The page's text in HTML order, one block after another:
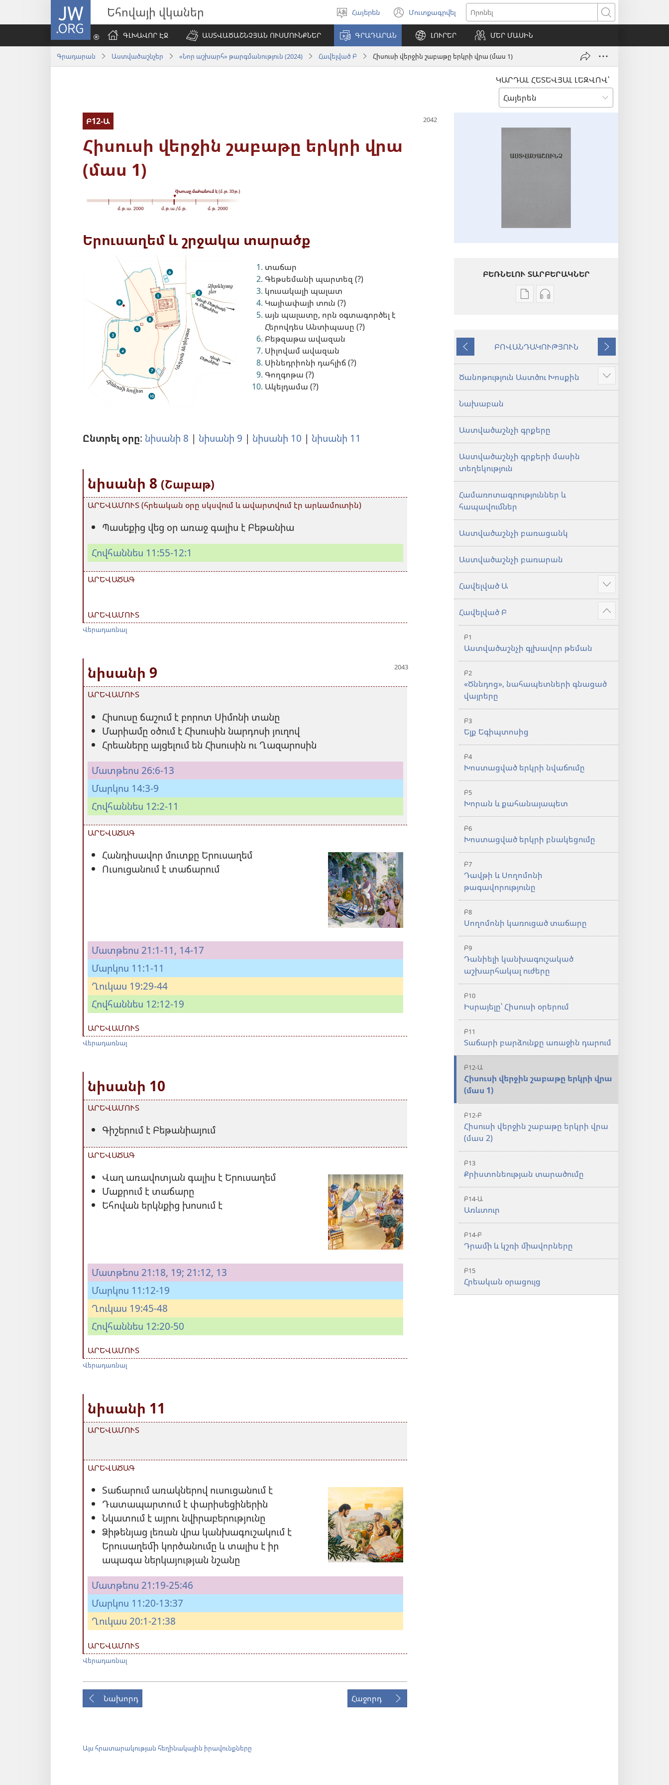
JW.ORG Եհովայի վկաներ
Ընտրել
լեզուն
Հայերեն Մուտքագրվել
(բացվում
է
նոր
պատուհան)
Որոնել
ԳԼԽԱՎՈՐ ԷՋ
ԱՍՏՎԱԾԱՇՆՉՅԱՆ ՈՒՍՄՈՒՆՔՆԵՐ ԳՐԱԴԱՐԱՆ ԼՈՒՐԵՐ ՄԵՐ ՄԱՍԻՆ
Գրադարան Աստվածաշնչեր «Նոր աշխարհ» թարգմանություն (2024) Հավելված Բ Հիսուսի վերջին շաբաթը երկրի վրա (մաս 1)
ԿԱՐԴԱԼ ՀԵՏԵՎՅԱԼ ԼԵԶՎՈՎ՝
Բ12-Ա
Հիսուսի վերջին շաբաթը երկրի վրա
(մաս 1)
Երուսաղեմ և շրջակա տարածք
տաճար
Գեթսեմանի պարտեզ (?)
կուսակալի պալատ
Կայիափայի տուն (?)
այն պալատը, որն օգտագործել է
Հերովդես Անտիպասը (?)
Բեթզաթա ավազան
Սիլովամ ավազան
Սինեդրիոնի դահլիճ (?)
Գողգոթա (?)
Ակելդամա (?)
Ընտրել օրը: նիսանի 8 | նիսանի 9 | նիսանի 10 | նիսանի 11
նիսանի 8 (Շաբաթ)
ԱՐԵՎԱՄՈՒՏ (հրեական օրը սկսվում և ավարտվում էր արևամուտին)
Պասեքից վեց օր առաջ գալիս է Բեթանիա
Հովհաննես 11:55-12:1
ԱՐԵՎԱԾԱԳ
ԱՐԵՎԱՄՈՒՏ
Վերադառնալ
նիսանի 9
ԱՐԵՎԱՄՈՒՏ
Հիսուսը ճաշում է բորոտ Սիմոնի տանը
Մարիամը օծում է Հիսուսին նարդոսի յուղով
Հրեաները այցելում են Հիսուսին ու Ղազարոսին
Մատթեոս 26:6-13
Մարկոս 14:3-9
Հովհաննես 12:2-11
ԱՐԵՎԱԾԱԳ
Հանդիսավոր մուտքը Երուսաղեմ
Ուսուցանում է տաճարում
Մատթեոս 21:1-11, 14-17
Մարկոս 11:1-11
Ղուկաս 19:29-44
Հովհաննես 12:12-19
ԱՐԵՎԱՄՈՒՏ
Վերադառնալ
նիսանի 10
ԱՐԵՎԱՄՈՒՏ
Գիշերում է Բեթանիայում
ԱՐԵՎԱԾԱԳ
Վաղ առավոտյան գալիս է Երուսաղեմ
Մաքրում է տաճարը
Եհովան երկնքից խոսում է
Մատթեոս 21:18, 19; 21:12, 13
Մարկոս 11:12-19
Ղուկաս 19:45-48
Հովհաննես 12:20-50
ԱՐԵՎԱՄՈՒՏ
Վերադառնալ
նիսանի 11
ԱՐԵՎԱՄՈՒՏ
ԱՐԵՎԱԾԱԳ
Տաճարում առակներով ուսուցանում է
Դատապարտում է փարիսեցիներին
Նկատում է այրու նվիրաբերությունը
Ձիթենյաց լեռան վրա կանխագուշակում է
Երուսաղեմի կործանումը և տալիս է իր
ապագա ներկայության նշանը
Մատթեոս 21:19-25:46
Մարկոս 11:20-13:37
Ղուկաս 20:1-21:38
ԱՐԵՎԱՄՈՒՏ
Վերադառնալ
Նախորդ Հաջորդ
Այս հրատարակության հեղինակային իրավունքները
ԲԵՌՆԵԼՈՒ ՏԱՐԲԵՐԱԿՆԵՐ
Թվային
Աստվածաշունչ.
աշխարհ»
թարգմանություն
Աուդիոձայնագրությունները
Աստվածաշունչ.
«Նոր
թարգմանություն
(2024)
Նախորդ
ԲՈՎԱՆԴԱԿՈՒԹՅՈՒՆ
Հաջորդ
Ծանոթություն Աստծու Խոսքին
Ցույց
տալ
Նախաբան
Աստվածաշնչի գրքերը
Աստվածաշնչի գրքերի մասին
տեղեկություն
Համառոտագրություններ և
հապավումներ
Աստվածաշնչի բառացանկ
Աստվածաշնչի բառարան
Հավելված Ա
Ցույց
տալ
ավելին
Հավելված Բ
Ցույց
տալ
Բ1
Աստվածաշնչի գլխավոր թեման
Բ2
«Ծննդոց», նահապետների գնացած
վայրերը
Բ3
Ելք Եգիպտոսից
Բ4
Խոստացված երկրի նվաճումը
Բ5
Խորան և քահանայապետ
Բ6
Խոստացված երկրի բնակեցումը
Բ7
Դավթի և Սողոմոնի
թագավորությունը
Բ8
Սողոմոնի կառուցած տաճարը
Բ9
Դանիելի կանխագուշակած
աշխարհակալ ուժերը
Բ10
Իսրայելը՝ Հիսուսի օրերում
Բ11
Տաճարի բարձունքը առաջին դարում
Բ12-Ա
Հիսուսի վերջին շաբաթը երկրի վրա
(մաս 1)
Բ12-Բ
Հիսուսի վերջին շաբաթը երկրի վրա
(մաս 2)
Բ13
Քրիստոնեության տարածումը
Բ14-Ա
Առևտուր
Բ14-Բ
Դրամի և կշռի միավորները
Բ15
Հրեական օրացույց